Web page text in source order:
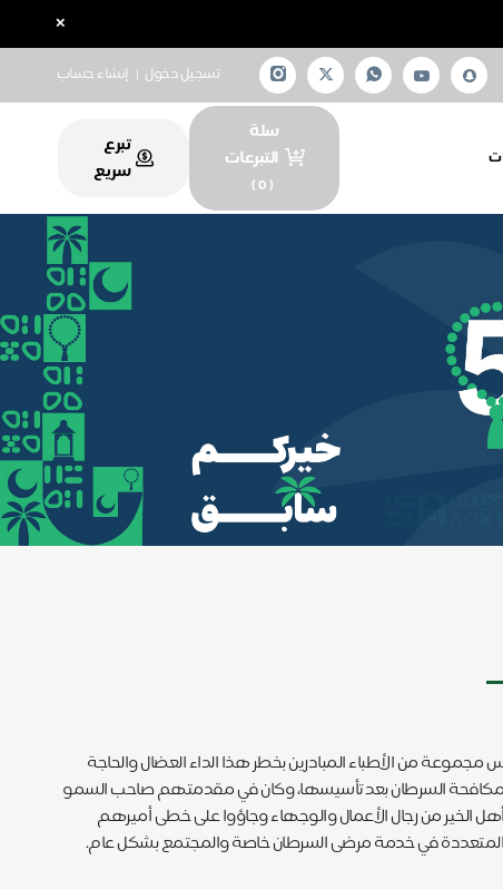
×
تسجيل دخول | إنشاء حساب
سلة
التبرعات
(
0
)
تبرع
سريع
القطاع الغير ربحي، وذلك لإحساس مجموعة من الأطباء المبادرين بخطر هذا الداء العضال والحاجة
لمكافحة السرطان بعد تأسيسها، وكان في مقدمتهم صاحب السمو
الخير من رجال الأعمال والوجهاء وجاؤوا على خطى أميرهم
المتعددة في خدمة مرضى السرطان خاصة والمجتمع بشكل عام.